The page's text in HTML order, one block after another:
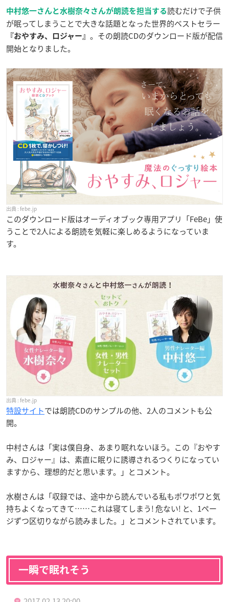
中村悠一さんと水樹奈々さんが朗読を担当する読むだけで子供
が眠ってしまうことで大きな話題となった世界的ベストセラー
『おやすみ、ロジャー』 。その朗読CDのダウンロード版が配信
開始となりました。
febe.jp
このダウンロード版はオーディオブック専用アプリ「FeBe」使
うことで2人による朗読を気軽に楽しめるようになっていま
す。
febe.jp
特設サイトでは朗読CDのサンプルの他、2人のコメントも公
開。
中村さんは「実は僕自身、あまり眠れないほう。この『おやす
み、ロジャー』は、素直に眠りに誘導されるつくりになってい
ますから、理想的だと思います。」とコメント。
水樹さんは「収録では、途中から読んでいる私もポワポワと気
持ちよくなってきて……これは寝てしまう! 危ない! と、1ペー
ジずつ区切りながら読みました。」とコメントされています。
一瞬で眠れそう